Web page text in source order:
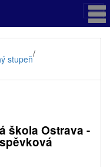
stupeň/
škola Ostrava -